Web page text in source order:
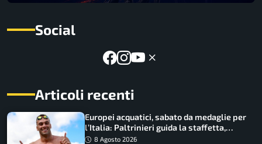
Social
Articoli recenti
Europei acquatici, sabato da medaglie per
l’Italia: Paltrinieri guida la staffetta,
Barnabà sogna l’oro dalle grandi altezze
8 Agosto 2026